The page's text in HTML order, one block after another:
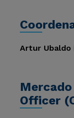
Artur Ubaldo
Officer